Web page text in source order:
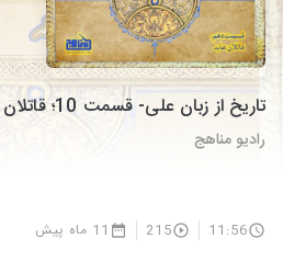
تاریخ از زبان علی- قسمت 10؛ قاتلان عابد
رادیو مناهج
11:56
215 11 ماه پیش